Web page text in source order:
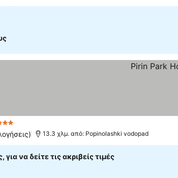
13.3 χλμ. από: Popinolashki vodopad
να δείτε τις ακριβείς τιμές